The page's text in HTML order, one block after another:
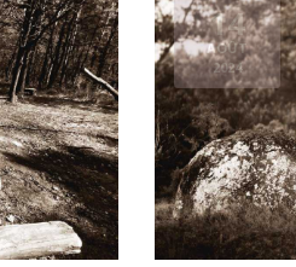
14
AOÛT
2024